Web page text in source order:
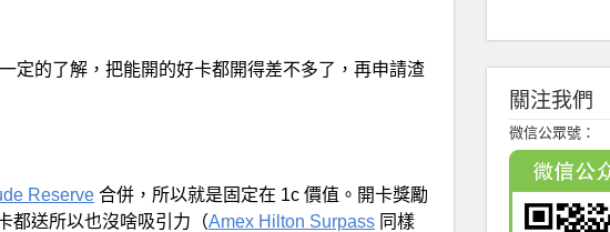
定的了解，把能開的好卡都開得差不多了，再申請渣
Reserve 合併，所以就是固定在 1c 價值。開卡獎勵
都送所以也沒啥吸引力（Amex Hilton Surpass 同樣
關注我們
微信公眾號：